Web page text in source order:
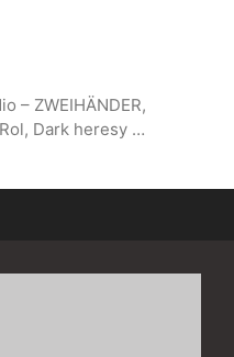
– ZWEIHÄNDER,
Dark heresy …